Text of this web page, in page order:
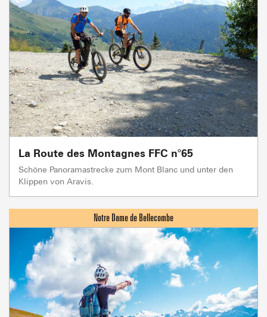
La Route des Montagnes FFC n°65
Schöne Panoramastrecke zum Mont Blanc und unter den
Klippen von Aravis.